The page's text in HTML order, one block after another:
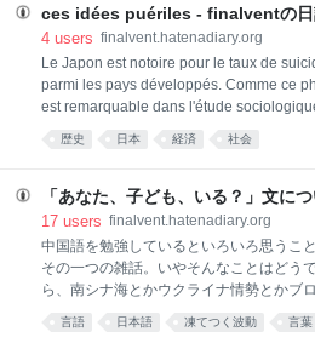
法。他是既一個運動家又美食家。老师！
达的明星。
ces idées puériles - finalventの
4 users finalvent.hatenadiary.org
Le Japon est notoire pour le taux de
parmi les pays développés. Comme ce
est remarquable dans l'étude
plusieurs hypothèses de raisonner avec
Toutefois, certains groupes font de ce
gouvernement par ses idées. Pire
l'accent mis sur la disparité économique,
comprennent
歴史 日本 経済 社会
「あなた、子ども、いる？」文に
17 users finalvent.hatenadiary.org
中国語を勉強しているといろいろ思うこと
その一つの雑話。いやそんなことはどう
ら、南シナ海とかウクライナ情勢とかブ
いうのもあるかもしれないけど（ないか
ど）。 正確に言うと、中国語の話ではな
言語 日本語 凍てつく波動 言葉